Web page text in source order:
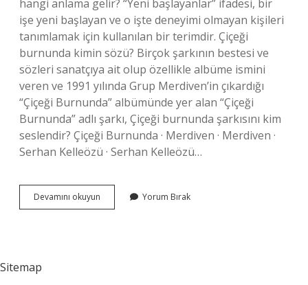
hangi anlama gelir? “Yeni başlayanlar” ifadesi, bir
işe yeni başlayan ve o işte deneyimi olmayan kişileri
tanımlamak için kullanılan bir terimdir. Çiçeği
burnunda kimin sözü? Birçok şarkının bestesi ve
sözleri sanatçıya ait olup özellikle albüme ismini
veren ve 1991 yılında Grup Merdiven’in çıkardığı
“Çiçeği Burnunda” albümünde yer alan “Çiçeği
Burnunda” adlı şarkı, Çiçeği burnunda şarkısını kim
seslendir? Çiçeği Burnunda · Merdiven · Merdiven ·
Serhan Kelleözü · Serhan Kelleözü…
Devamını okuyun
Burnunda
Yorum Bırak
Sitemap